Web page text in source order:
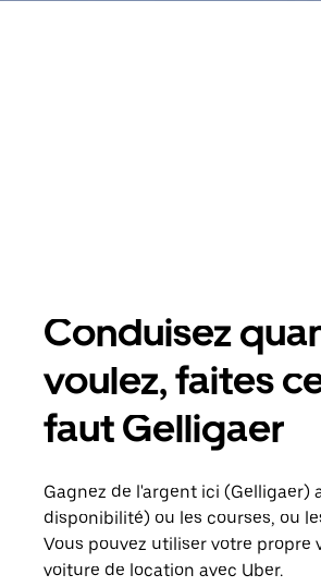
Conduisez
voulez, faites
faut Gelligaer
Gagnez de l'argent ici (Gelligaer)
disponibilité) ou les courses, ou
Vous pouvez utiliser votre propre
voiture de location avec Uber.